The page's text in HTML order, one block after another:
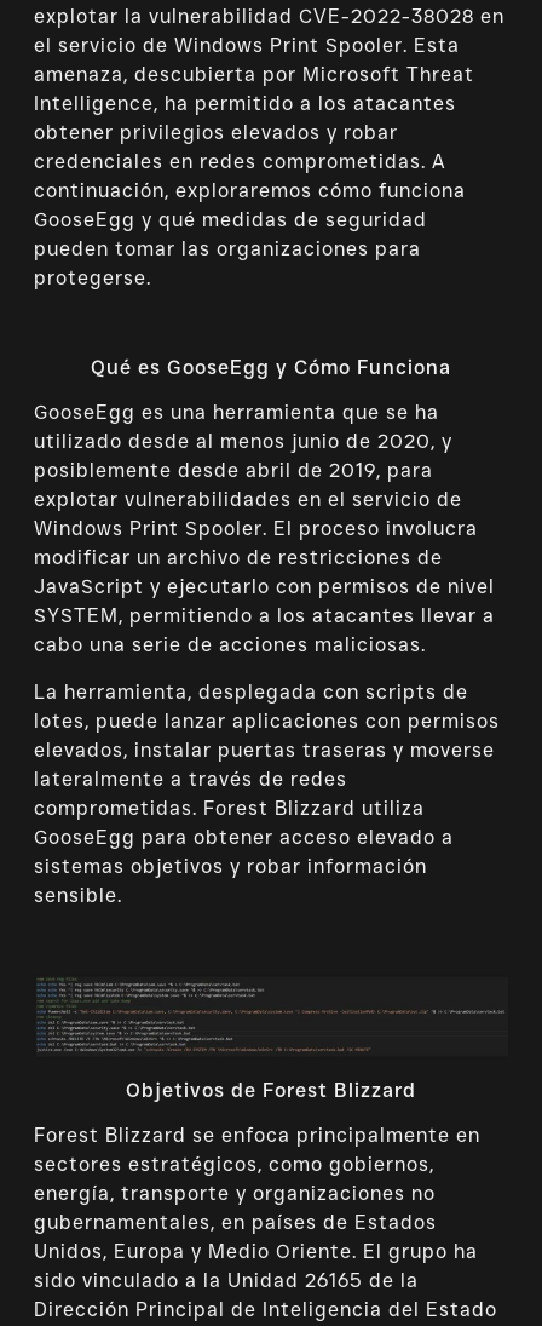
explotar la vulnerabilidad CVE-2022-38028 en
el servicio de Windows Print Spooler. Esta
amenaza, descubierta por Microsoft Threat
Intelligence, ha permitido a los atacantes
obtener privilegios elevados y robar
credenciales en redes comprometidas. A
continuación, exploraremos cómo funciona
GooseEgg y qué medidas de seguridad
pueden tomar las organizaciones para
protegerse.
Qué es GooseEgg y Cómo Funciona
GooseEgg es una herramienta que se ha
utilizado desde al menos junio de 2020, y
posiblemente desde abril de 2019, para
explotar vulnerabilidades en el servicio de
Windows Print Spooler. El proceso involucra
modificar un archivo de restricciones de
JavaScript y ejecutarlo con permisos de nivel
SYSTEM, permitiendo a los atacantes llevar a
cabo una serie de acciones maliciosas.
La herramienta, desplegada con scripts de
lotes, puede lanzar aplicaciones con permisos
elevados, instalar puertas traseras y moverse
lateralmente a través de redes
comprometidas. Forest Blizzard utiliza
GooseEgg para obtener acceso elevado a
sistemas objetivos y robar información
sensible.
Objetivos de Forest Blizzard
Forest Blizzard se enfoca principalmente en
sectores estratégicos, como gobiernos,
energía, transporte y organizaciones no
gubernamentales, en países de Estados
Unidos, Europa y Medio Oriente. El grupo ha
sido vinculado a la Unidad 26165 de la
Dirección Principal de Inteligencia del Estado